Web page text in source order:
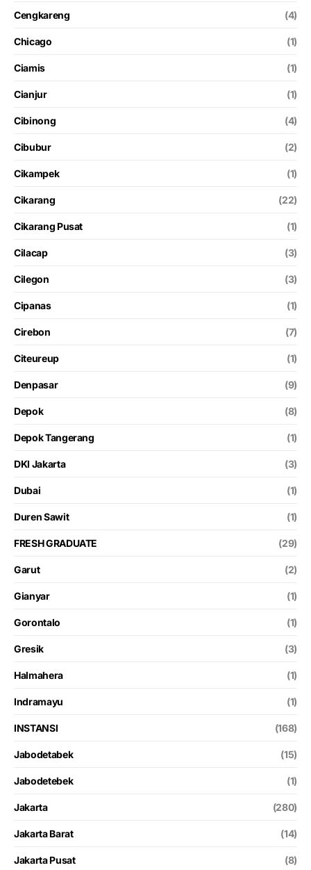
Cengkareng (4)
Chicago (1)
Ciamis (1)
Cianjur (1)
Cibinong (4)
Cibubur (2)
Cikampek (1)
Cikarang (22)
Cikarang Pusat (1)
Cilacap (3)
Cilegon (3)
Cipanas (1)
Cirebon (7)
Citeureup (1)
Denpasar (9)
Depok (8)
Depok Tangerang (1)
DKI Jakarta (3)
Dubai (1)
Duren Sawit (1)
FRESH GRADUATE (29)
Garut (2)
Gianyar (1)
Gorontalo (1)
Gresik (3)
Halmahera (1)
Indramayu (1)
INSTANSI (168)
Jabodetabek (15)
Jabodetebek (1)
Jakarta (280)
Jakarta Barat (14)
Jakarta Pusat (8)